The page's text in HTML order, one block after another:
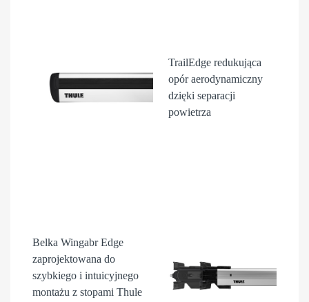
TrailEdge redukująca
opór aerodynamiczny
dzięki separacji
powietrza
Belka Wingabr Edge
zaprojektowana do
szybkiego i intuicyjnego
montażu z stopami Thule